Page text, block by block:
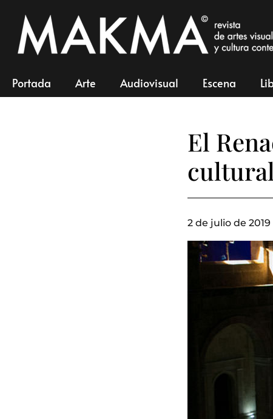
Portada Arte Audiovisual Escena
El
cultural
2 de julio de 2019